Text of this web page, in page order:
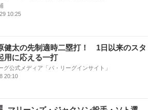
10:25
健太の先制適時二塁打！ 1日以来のスタ
用に応える一打
グ公式メディア「パ・リーグインサイト」
20:10